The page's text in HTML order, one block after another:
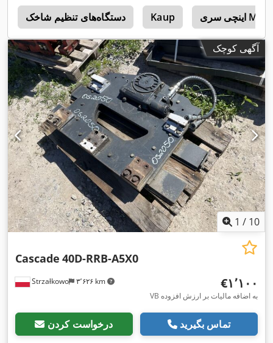
دستگاه‌های تنظیم شاخک Kaup اینچی سری M
آگهی کوچک
1 / 10
Strzałkowo ۳٬۶۲۶ km
Cascade 40D-RRB-A5X0
‎€۱٬۱۰۰
VB به اضافه مالیات بر ارزش افزوده
درخواست کردن تماس بگیرید